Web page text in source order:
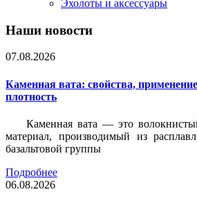
Эхолоты и аксессуары
Наши новости
07.08.2026
Каменная вата: свойства,
плотность
Каменная вата — это
материал, производимый из
базальтовой группы
Подробнее
06.08.2026